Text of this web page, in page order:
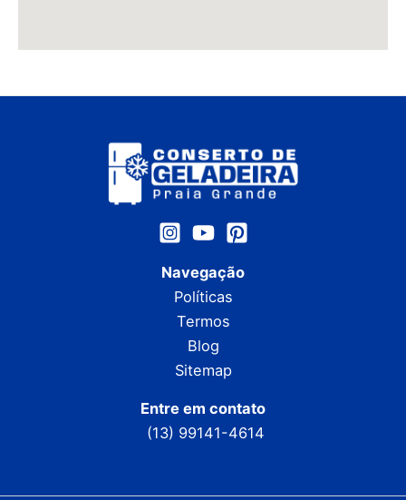
Navegação
Políticas
Termos
Blog
Sitemap
Entre em contato
(13) 99141-4614